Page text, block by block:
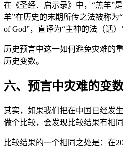
在《圣经．启示录》中，“羔羊”
羊”在历史的末期所传之法被称为
of God”，直译为“主神的法（话）”
历史预言中这一如何避免灾难的
历史变数。
六、预言中灾难的变数
其实，如果我们把在中国已经发
做个比较，会发现比较结果有相
比较结果的一个相同之处是：在